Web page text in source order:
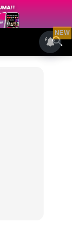
NEW